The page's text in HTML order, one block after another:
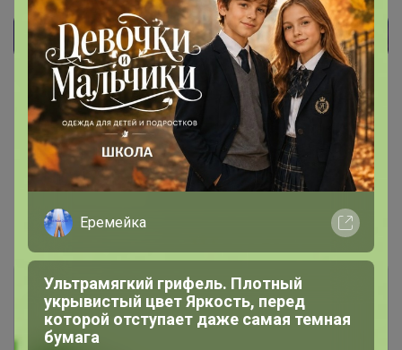
Показаны записи
Еремейка
Ультрамягкий грифель. Плотный
укрывистый цвет Яркость, перед
которой отступает даже самая темная
бумага